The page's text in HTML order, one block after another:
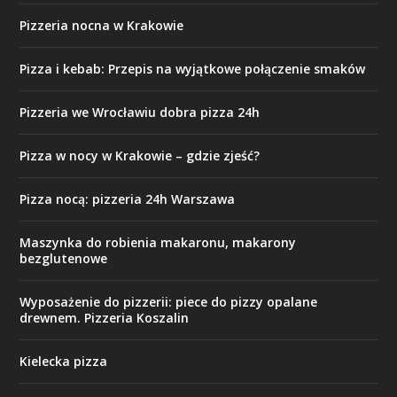
Pizzeria nocna w Krakowie
Pizza i kebab: Przepis na wyjątkowe połączenie smaków
Pizzeria we Wrocławiu dobra pizza 24h
Pizza w nocy w Krakowie – gdzie zjeść?
Pizza nocą: pizzeria 24h Warszawa
Maszynka do robienia makaronu, makarony
bezglutenowe
Wyposażenie do pizzerii: piece do pizzy opalane
drewnem. Pizzeria Koszalin
Kielecka pizza